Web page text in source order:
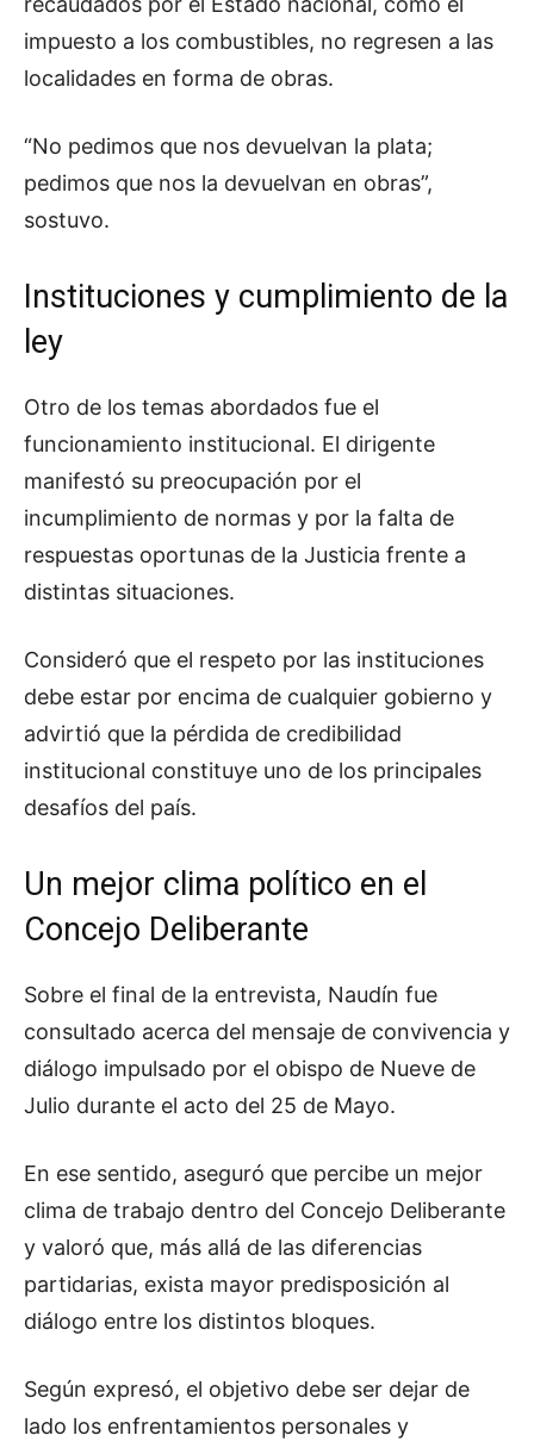
impuesto a los combustibles, no regresen a las
localidades en forma de obras.
“No pedimos que nos devuelvan la plata;
pedimos que nos la devuelvan en obras”,
sostuvo.
Instituciones y cumplimiento de la
ley
Otro de los temas abordados fue el
funcionamiento institucional. El dirigente
manifestó su preocupación por el
incumplimiento de normas y por la falta de
respuestas oportunas de la Justicia frente a
distintas situaciones.
Consideró que el respeto por las instituciones
debe estar por encima de cualquier gobierno y
advirtió que la pérdida de credibilidad
institucional constituye uno de los principales
desafíos del país.
Un mejor clima político en el
Concejo Deliberante
Sobre el final de la entrevista, Naudín fue
consultado acerca del mensaje de convivencia y
diálogo impulsado por el obispo de Nueve de
Julio durante el acto del 25 de Mayo.
En ese sentido, aseguró que percibe un mejor
clima de trabajo dentro del Concejo Deliberante
y valoró que, más allá de las diferencias
partidarias, exista mayor predisposición al
diálogo entre los distintos bloques.
Según expresó, el objetivo debe ser dejar de
lado los enfrentamientos personales y